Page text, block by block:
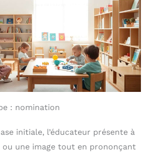
et
leurs
de
en
et
de
en
Jouet
: nomination
initiale, l’éducateur présente à
ou une image tout en prononçant